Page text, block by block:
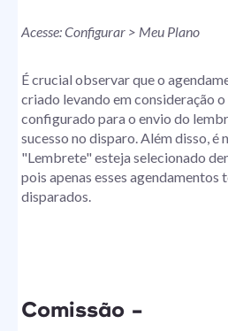
Acesse: Configurar > Meu Plano
É crucial observar que o
criado levando em consideração
configurado para o envio do
sucesso no disparo. Além disso, é
"Lembrete" esteja selecionado
pois apenas esses agendamentos
disparados.
Comissão -